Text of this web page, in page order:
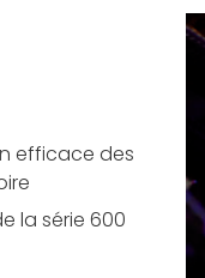
efficace des
la série 600